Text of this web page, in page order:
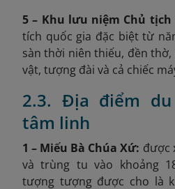
5 – Khu lưu niệm Chủ tịch
tích quốc gia đặc biệt từ
sàn thời niên thiếu, đền
vật, tượng đài và cả chiếc
2.3. Địa điểm
tâm linh
1 – Miếu Bà Chúa Xứ: được
và trùng tu vào khoảng
tượng tượng được cho là